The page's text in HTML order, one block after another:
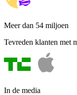
Meer dan 54 miljoen
Tevreden klanten met
In de media